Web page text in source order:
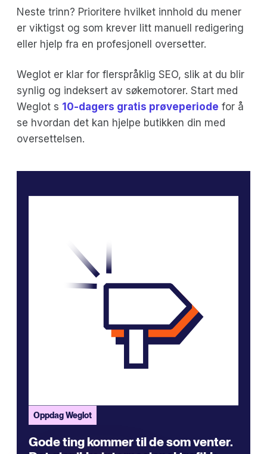
Neste trinn? Prioritere hvilket innhold du mener
er viktigst og som krever litt manuell redigering
eller hjelp fra en profesjonell oversetter.
Weglot er klar for flerspråklig SEO, slik at du blir
synlig og indeksert av søkemotorer. Start med
Weglot s 10-dagers gratis prøveperiode for å
se hvordan det kan hjelpe butikken din med
oversettelsen.
Oppdag Weglot
Gode ​​ting kommer til de som venter.